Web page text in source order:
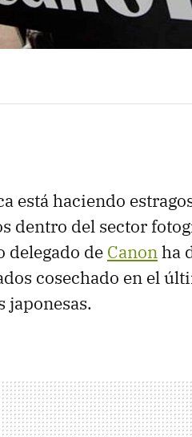
está haciendo
dentro del sector
delegado de Canonha
cosechado en el
japonesas.